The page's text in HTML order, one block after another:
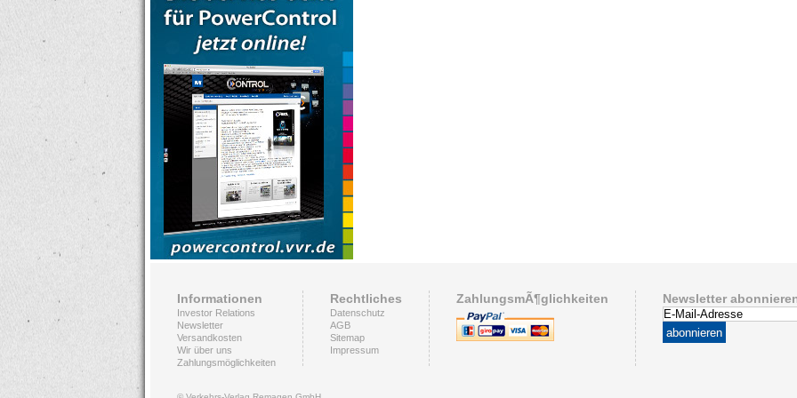
Informationen
Investor Relations
Newsletter
Versandkosten
Wir über uns
Zahlungsmöglichkeiten
Rechtliches
Datenschutz
AGB
Sitemap
Impressum
ZahlungsmÃ¶glichkeiten Newsletter
abonnieren